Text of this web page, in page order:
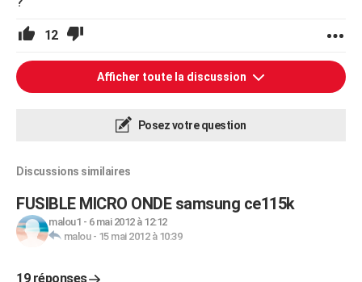
12
Afficher toute la discussion
Posez votre question
Discussions similaires
FUSIBLE MICRO ONDE samsung ce115k
malou1 - 6 mai 2012 à 12:12
malou- 15 mai 2012 à 10:39
19 réponses